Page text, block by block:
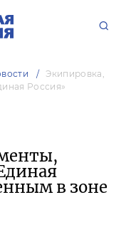
Экипировка,
Россия»
в зоне